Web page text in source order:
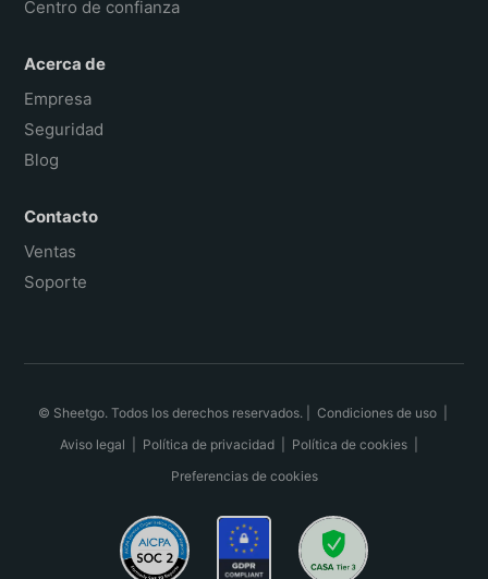
Centro de confianza
Acerca de
Empresa
Seguridad
Blog
Contacto
Ventas
Soporte
© Sheetgo. Todos los derechos reservados. | Condiciones de uso|
Aviso legal
Política de privacidad Política de cookies
Preferencias de cookies